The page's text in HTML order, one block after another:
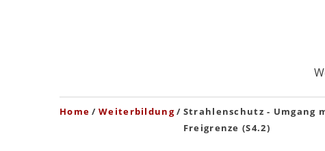
Home Weiterbildung
Strahlenschutz - Umgang
Freigrenze (S4.2)